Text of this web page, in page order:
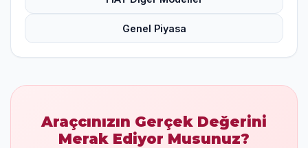
Genel Piyasa
Araçcınızın Gerçek Değerini
Merak Ediyor Musunuz?